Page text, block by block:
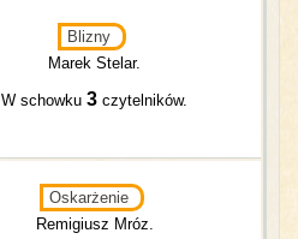
Blizny
Marek Stelar.
W schowku 3 czytelników.
Oskarżenie
Remigiusz Mróz.